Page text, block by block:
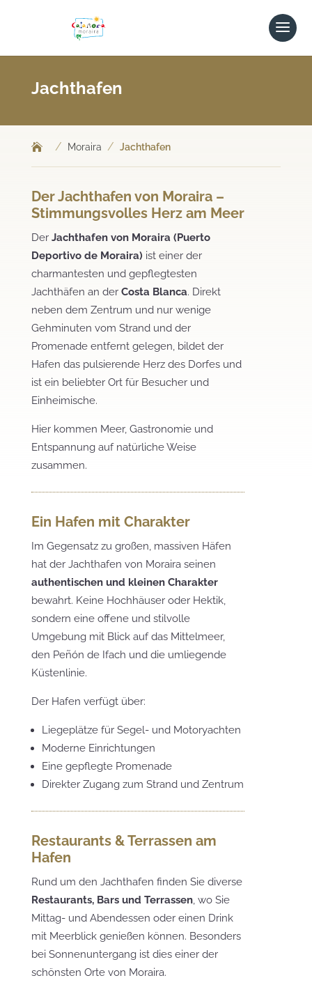
Jachthafen
/ Moraira / Jachthafen
Der Jachthafen von Moraira –
Stimmungsvolles Herz am Meer
Der Jachthafen von Moraira (Puerto
Deportivo de Moraira) ist einer der
charmantesten und gepflegtesten
Jachthäfen an der Costa Blanca. Direkt
neben dem Zentrum und nur wenige
Gehminuten vom Strand und der
Promenade entfernt gelegen, bildet der
Hafen das pulsierende Herz des Dorfes und
ist ein beliebter Ort für Besucher und
Einheimische.
Hier kommen Meer, Gastronomie und
Entspannung auf natürliche Weise
zusammen.
Ein Hafen mit Charakter
Im Gegensatz zu großen, massiven Häfen
hat der Jachthafen von Moraira seinen
authentischen und kleinen Charakter
bewahrt. Keine Hochhäuser oder Hektik,
sondern eine offene und stilvolle
Umgebung mit Blick auf das Mittelmeer,
den Peñón de Ifach und die umliegende
Küstenlinie.
Der Hafen verfügt über:
Liegeplätze für Segel- und Motoryachten
Moderne Einrichtungen
Eine gepflegte Promenade
Direkter Zugang zum Strand und Zentrum
Restaurants & Terrassen am
Hafen
Rund um den Jachthafen finden Sie diverse
Restaurants, Bars und Terrassen, wo Sie
Mittag- und Abendessen oder einen Drink
mit Meerblick genießen können. Besonders
bei Sonnenuntergang ist dies einer der
schönsten Orte von Moraira.